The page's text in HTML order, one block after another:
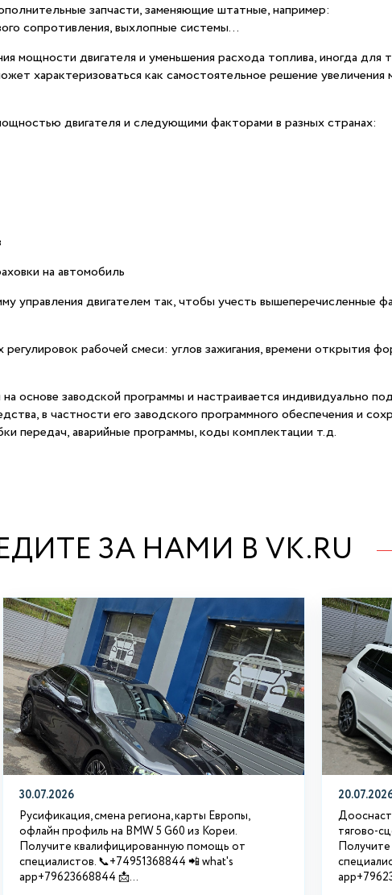
запчасти, заменяющие штатные, например:
сопротивления, выхлопные системы...
мощности двигателя и уменьшения расхода топлива, иногда для
характеризоваться как самостоятельное решение
двигателя и следующими факторами в разных странах:
на автомобиль
управления двигателем так, чтобы учесть вышеперечисленные
рабочей смеси: углов зажигания, времени открытия
основе заводской программы и настраивается индивидуально
в частности его заводского программного обеспечения и
передач, аварийные программы, коды комплектации т.д.
ЗА НАМИ В VK.RU
30.07.2026
Русификация, смена региона, карты Европы,
офлайн профиль на BMW 5 G60 из Кореи.
Получите квалифицированную помощь от
специалистов. 📞+74951368844 📲 what's
app+79623668844 📩...
тягово-